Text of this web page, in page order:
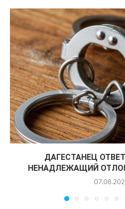
ДАГЕСТАНЕЦ
НЕНАДЛЕЖАЩИЙ